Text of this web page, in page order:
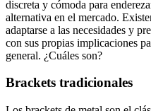
discreta y cómoda para
alternativa en el mercado.
adaptarse a las necesidades y
con sus propias implicaciones
general. ¿Cuáles son?
Brackets tradicionales